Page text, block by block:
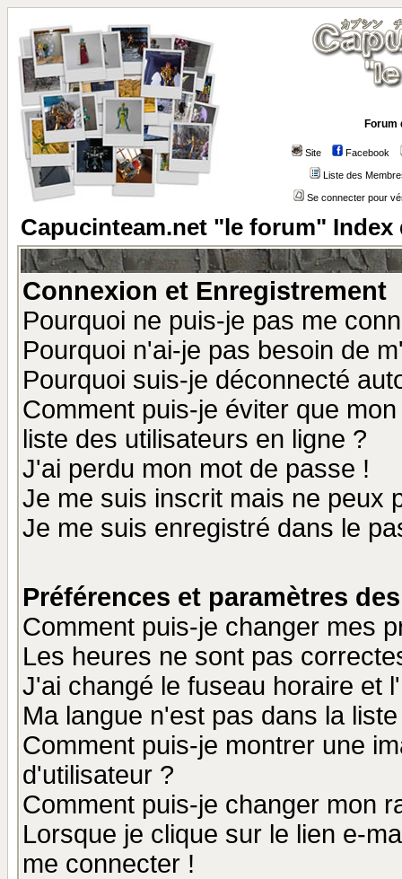
Forum
Site Facebook
Liste des
Se connecter pour
Capucinteam.net "le forum" Index
Connexion et Enregistrement
Pourquoi ne puis-je pas me
Pourquoi n'ai-je pas besoin de
Pourquoi suis-je déconnecté
Comment puis-je éviter que
liste des utilisateurs en ligne ?
J'ai perdu mon mot de passe !
Je me suis inscrit mais ne peux
Je me suis enregistré dans le
Préférences et paramètres
Comment puis-je changer mes
Les heures ne sont pas
J'ai changé le fuseau horaire et
Ma langue n'est pas dans la
Comment puis-je montrer une
d'utilisateur ?
Comment puis-je changer mon
Lorsque je clique sur le lien e-
me connecter !